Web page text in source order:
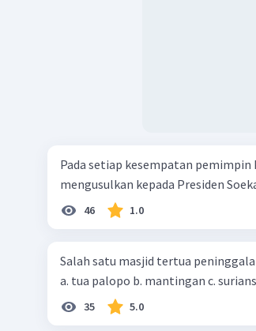
Pada setiap kesempatan
mengusulkan kepada Presiden
46 1.0
Salah satu masjid tertua
35 5.0